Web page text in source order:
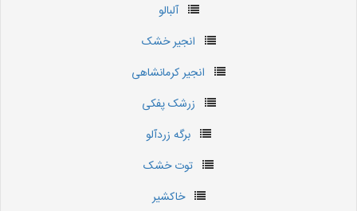
آلبالو
انجیر خشک
انجیر کرمانشاهی
زرشک پفکی
برگه زردآلو
توت خشک
خاکشیر